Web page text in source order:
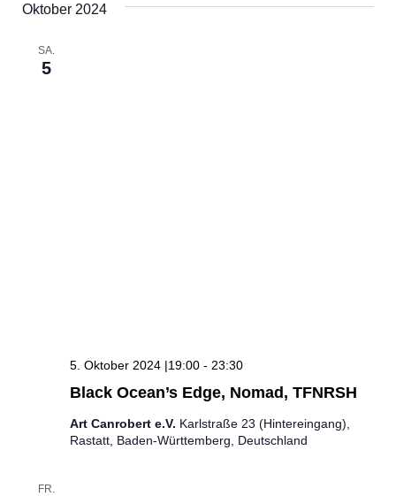
Oktober 2024
SA.
5
Black Ocean’s Edge, Nomad, TFNRSH
5. Oktober 2024 |19:00 - 23:30
Art Canrobert e.V. Karlstraße 23 (Hintereingang),
Rastatt, Baden-Württemberg, Deutschland
FR.